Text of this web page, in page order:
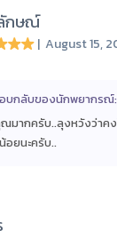
กษณ์
| August 15,
บกลับของนักพยากรณ์:
มากครับ..ลุงหวังว่าคง
อยนะครับ..